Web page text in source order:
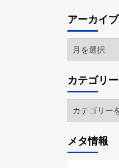
アーカイブ
ア
ー
イ
ブ
カテゴリー
テ
リ
ー
メタ情報